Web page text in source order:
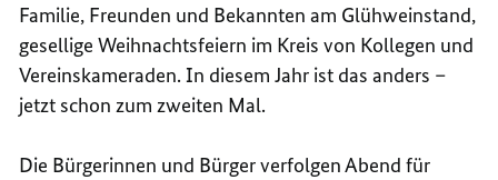
Familie, Freunden und Bekannten am Glühweinstand,
gesellige Weihnachtsfeiern im Kreis von Kollegen und
Vereinskameraden. In diesem Jahr ist das anders –
jetzt schon zum zweiten Mal.
Die Bürgerinnen und Bürger verfolgen Abend für